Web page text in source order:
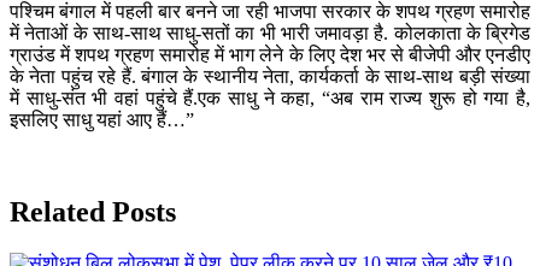
पश्चिम बंगाल में पहली बार बनने जा रही भाजपा सरकार के शपथ ग्रहण समारोह
में नेताओं के साथ-साथ साधु-सतों का भी भारी जमावड़ा है. कोलकाता के ब्रिगेड
ग्राउंड में शपथ ग्रहण समारोह में भाग लेने के लिए देश भर से बीजेपी और एनडीए
के नेता पहुंच रहे हैं. बंगाल के स्थानीय नेता, कार्यकर्ता के साथ-साथ बड़ी संख्या
में साधु-संत भी वहां पहुंचे हैं.एक साधु ने कहा, “अब राम राज्य शुरू हो गया है,
इसलिए साधु यहां आए हैं…”
Related Posts